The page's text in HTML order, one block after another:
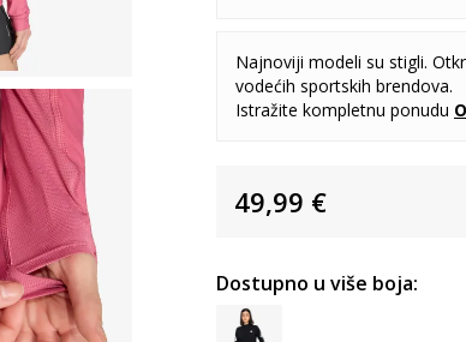
Najnoviji modeli su stigli.
vodećih sportskih brendova.
Istražite kompletnu ponudu
49,99 €
Dostupno u više boja: